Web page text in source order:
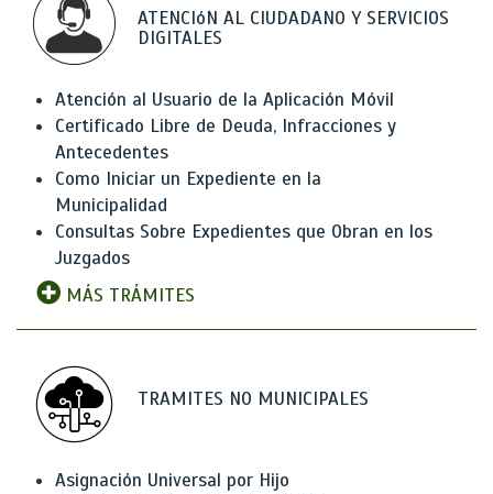
ATENCIóN AL CIUDADANO Y SERVICIOS
DIGITALES
Atención al Usuario de la Aplicación Móvil
Certificado Libre de Deuda, Infracciones y
Antecedentes
Como Iniciar un Expediente en la
Municipalidad
Consultas Sobre Expedientes que Obran en los
Juzgados
MÁS TRÁMITES
TRAMITES NO MUNICIPALES
Asignación Universal por Hijo